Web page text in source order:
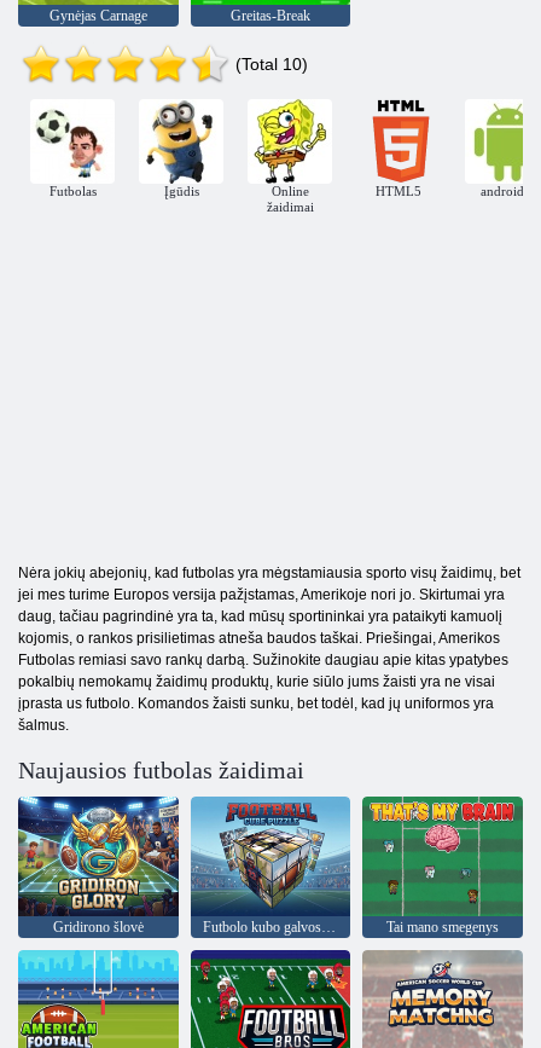
Gynėjas Carnage Greitas-Break
(Total 10)
Futbolas Įgūdis
Online
žaidimai
HTML5 androidas
Nėra jokių abejonių, kad futbolas yra mėgstamiausia sporto visų žaidimų, bet
jei mes turime Europos versija pažįstamas, Amerikoje nori jo. Skirtumai yra
daug, tačiau pagrindinė yra ta, kad mūsų sportininkai yra pataikyti kamuolį
kojomis, o rankos prisilietimas atneša baudos taškai. Priešingai, Amerikos
Futbolas remiasi savo rankų darbą. Sužinokite daugiau apie kitas ypatybes
pokalbių nemokamų žaidimų produktų, kurie siūlo jums žaisti yra ne visai
įprasta us futbolo. Komandos žaisti sunku, bet todėl, kad jų uniformos yra
šalmus.
Naujausios futbolas žaidimai
Gridirono šlovė Futbolo kubo galvosūkis Tai mano smegenys